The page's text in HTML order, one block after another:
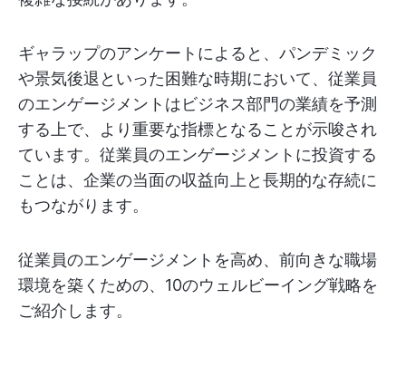
ギャラップのアンケートによると、パンデミック
や景気後退といった困難な時期において、従業員
のエンゲージメントはビジネス部門の業績を予測
する上で、より重要な指標となることが示唆され
ています。従業員のエンゲージメントに投資する
ことは、企業の当面の収益向上と長期的な存続に
もつながります。
従業員のエンゲージメントを高め、前向きな職場
環境を築くための、10のウェルビーイング戦略を
ご紹介します。